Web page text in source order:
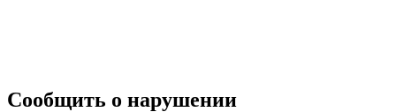
Сообщить о нарушении